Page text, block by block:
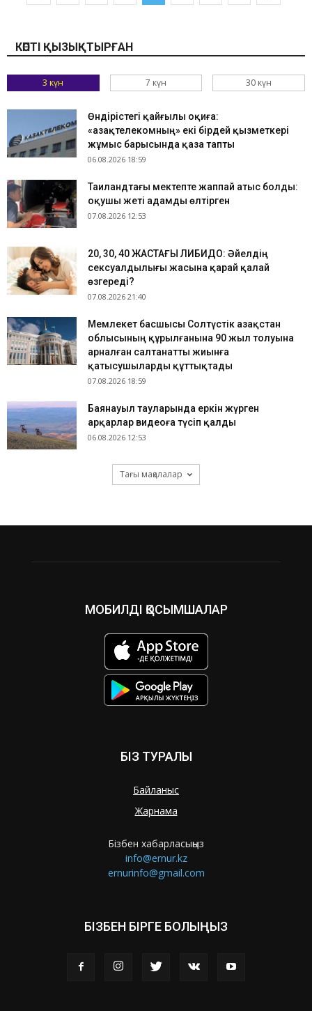
КӨПТІ ҚЫЗЫҚТЫРҒАН
3 күн 7 күн 30 күн
Өндірістегі қайғылы оқиға:
«Қазақтелекомның» екі бірдей қызметкері
жұмыс барысында қаза тапты
06.08.2026 18:59
Таиландтағы мектепте жаппай атыс болды:
оқушы жеті адамды өлтірген
07.08.2026 12:53
​20, 30, 40 ЖАСТАҒЫ ЛИБИДО: Әйелдің
сексуалдылығы жасына қарай қалай
өзгереді?
07.08.2026 21:40
Мемлекет басшысы Солтүстік Қазақстан
облысының құрылғанына 90 жыл толуына
арналған салтанатты жиынға
қатысушыларды құттықтады
07.08.2026 18:59
Баянауыл тауларында еркін жүрген
арқарлар видеоға түсіп қалды
06.08.2026 12:53
Тағы мақалалар
МОБИЛДІ ҚОСЫМШАЛАР
БІЗ ТУРАЛЫ
Байланыс
Жарнама
Бізбен хабарласыңыз
info@ernur.kz
ernurinfo@gmail.com
БІЗБЕН БІРГЕ БОЛЫҢЫЗ